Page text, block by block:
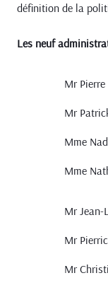
définition de la
Les neuf
Mr Pierre
Mr
Mme
Mme
Mr Jean-
Mr
Mr